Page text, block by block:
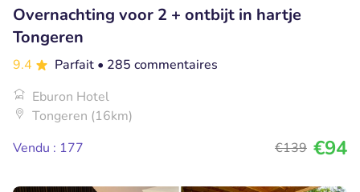
Overnachting voor 2 + ontbijt in hartje
Tongeren
9.4 Parfait • 285 commentaires
Eburon Hotel
Tongeren (16km)
Vendu : 177
€139 €94